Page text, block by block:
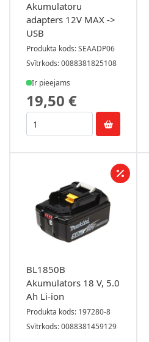
Akumulatoru
adapters 12V MAX ->
USB
Produkta kods: SEAADP06
Svītrkods: 0088381825108
Ir pieejams
19,50 €
BL1850B
Akumulators 18 V, 5.0
Ah Li-ion
Produkta kods: 197280-8
Svītrkods: 0088381459129